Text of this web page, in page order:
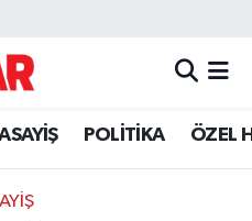
POLİTİKA ÖZEL
ve Fikstür